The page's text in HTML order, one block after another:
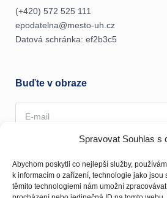
Spravovat Souhlas s
Abychom poskytli co nejlepší služby,
k informacím o zařízení, technologie jako jsou
těmito technologiemi nám umožní
(+420) 572 525 111
epodatelna@mesto-uh.cz
Datová schránka: ef2b3c5
Buďte v obraze
odvolatzde.